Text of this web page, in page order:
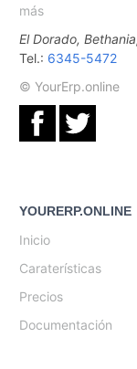
más
El Dorado,
Tel.: 6345-5472
© YourErp.online
YOURERP.ONLINE
Inicio
Caraterísticas
Precios
Documentación